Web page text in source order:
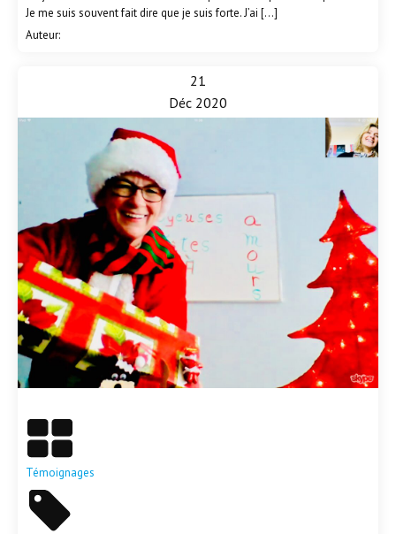
Je me suis souvent fait dire que je suis forte. J’ai […]
Auteur:
21
Déc 2020
Témoignages